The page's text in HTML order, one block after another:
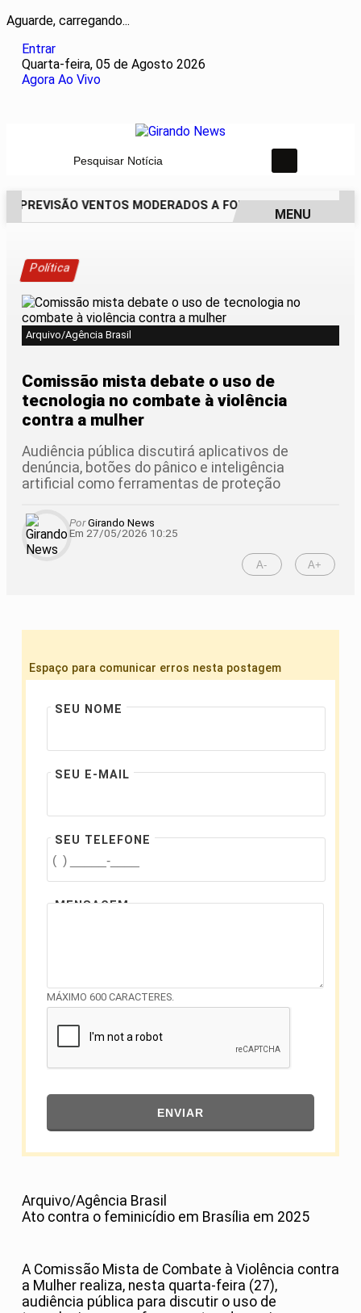
Aguarde, carregando...
Entrar
Quarta-feira, 05 de Agosto 2026
Agora Ao Vivo
Pesquisar Notícia
PREVISÃO VENTOS MODERADOS A FORTES NESTA
MENU
Política
Arquivo/Agência Brasil
Comissão mista debate o uso de
tecnologia no combate à violência
contra a mulher
Audiência pública discutirá aplicativos de
denúncia, botões do pânico e inteligência
artificial como ferramentas de proteção
PorGirando News
Em 27/05/2026 10:25
A- A+
Espaço para comunicar erros nesta postagem
SEU NOME
SEU E-MAIL
SEU TELEFONE
MENSAGEM
MÁXIMO 600 CARACTERES.
ENVIAR
Arquivo/Agência Brasil
Ato contra o feminicídio em Brasília em 2025
A Comissão Mista de Combate à Violência contra
a Mulher realiza, nesta quarta-feira (27),
audiência pública para discutir o uso de